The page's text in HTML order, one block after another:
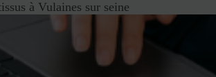
à Vulaines sur seine